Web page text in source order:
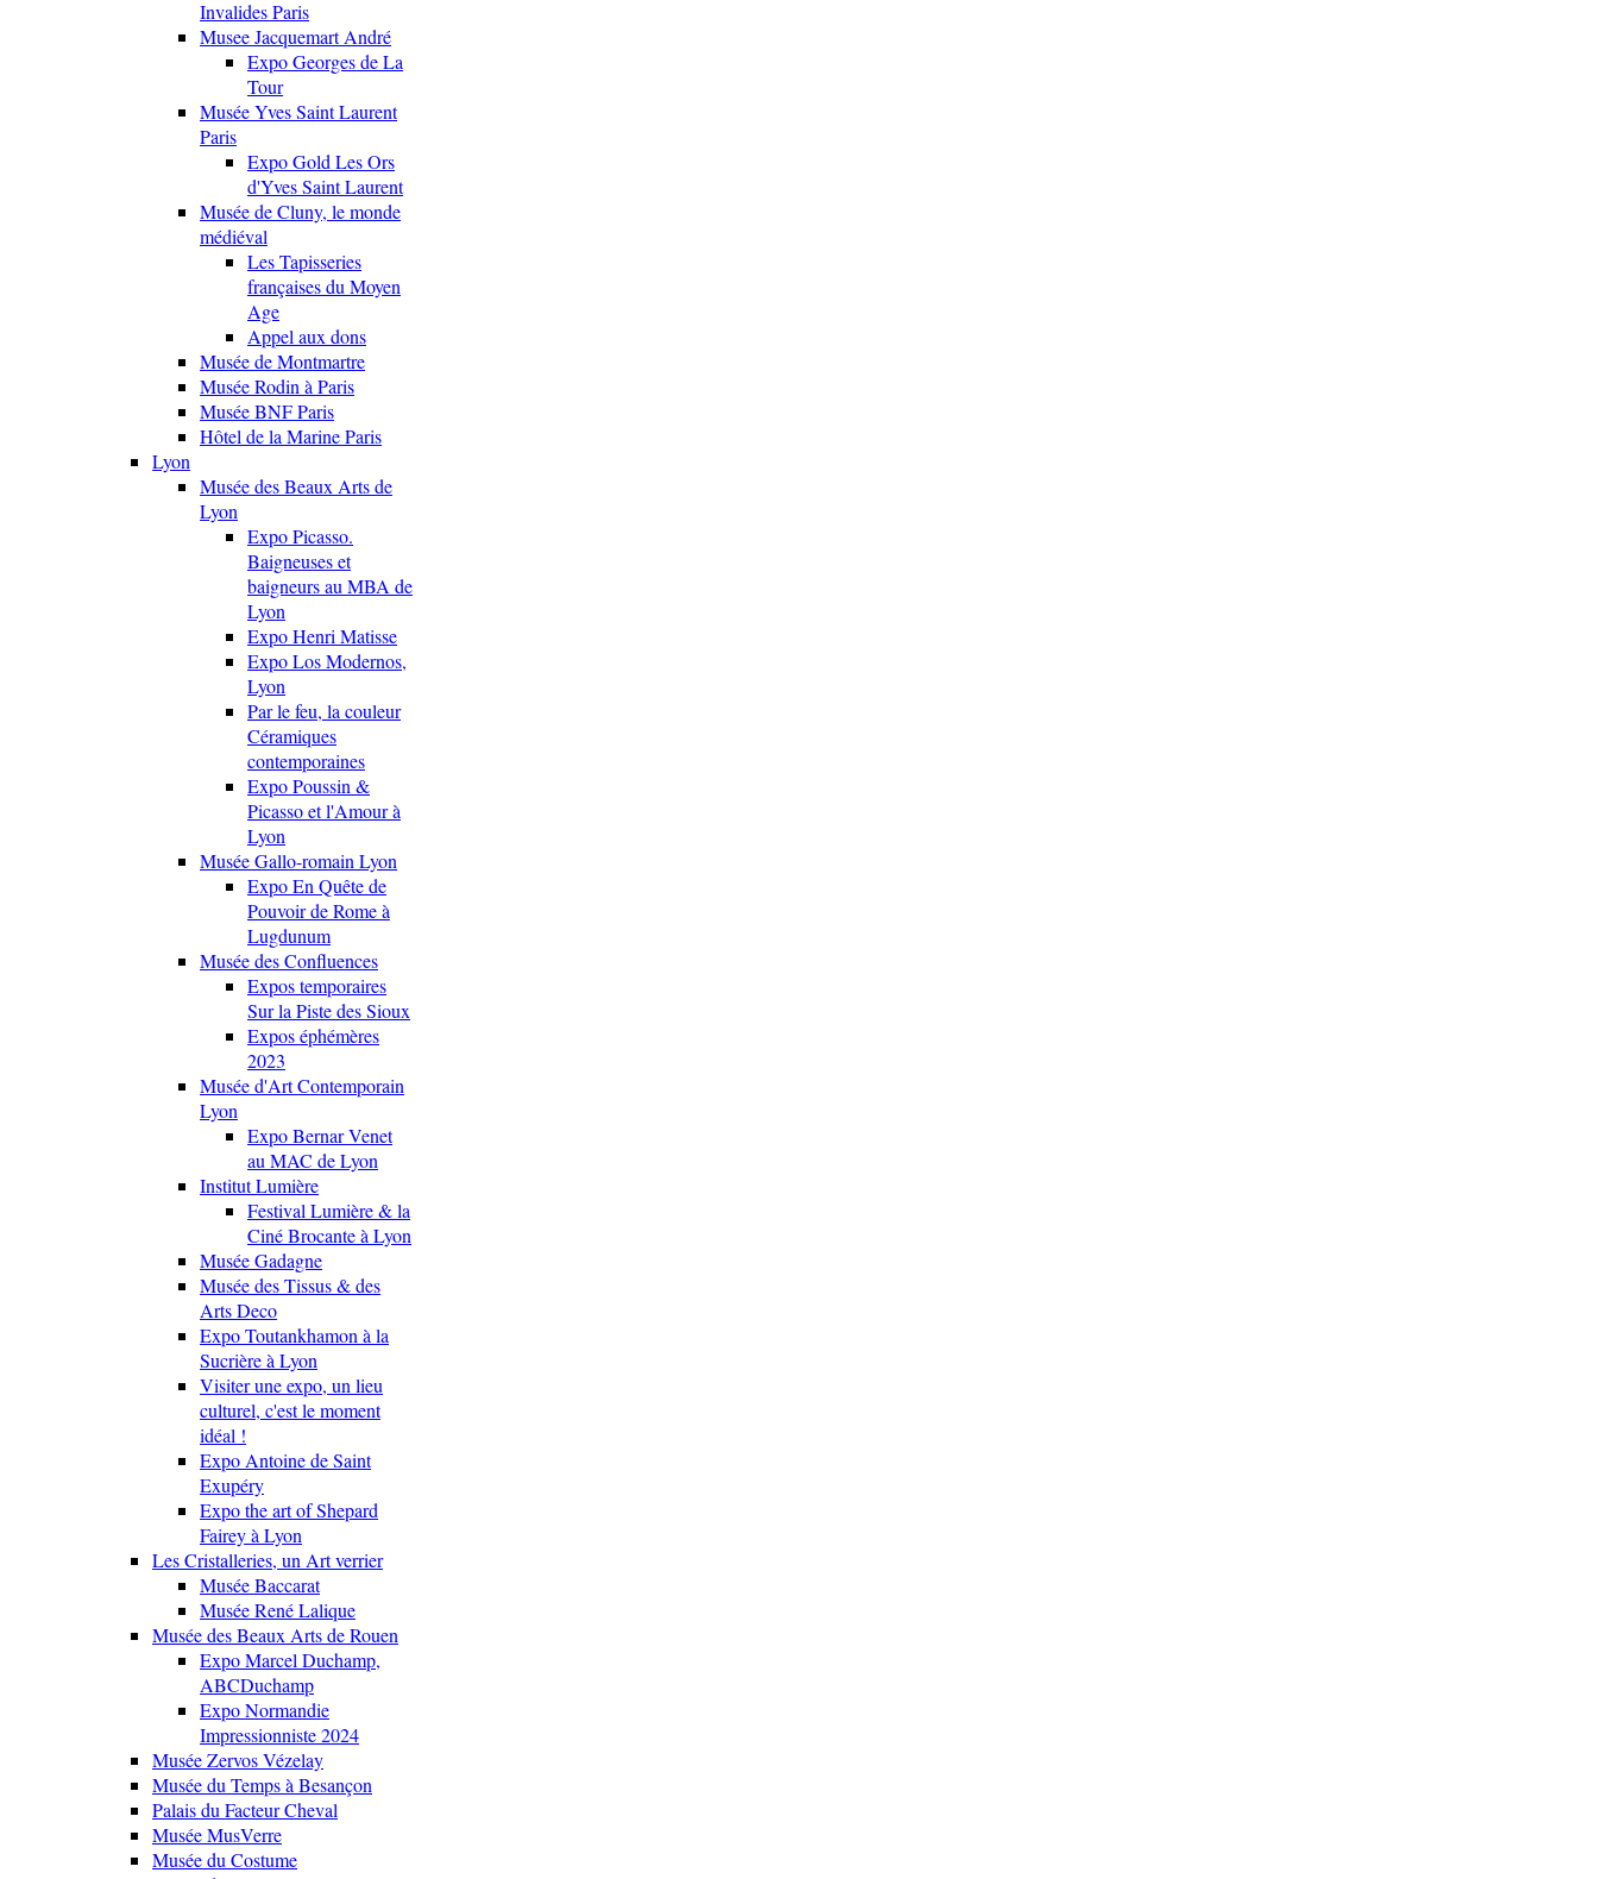
Invalides Paris
Musee Jacquemart André
Expo Georges de La
Tour
Musée Yves Saint Laurent
Paris
Expo Gold Les Ors
d'Yves Saint Laurent
Musée de Cluny, le monde
médiéval
Les Tapisseries
françaises du Moyen
Age
Appel aux dons
Musée de Montmartre
Musée Rodin à Paris
Musée BNF Paris
Hôtel de la Marine Paris
Lyon
Musée des Beaux Arts de
Lyon
Expo Picasso.
Baigneuses et
baigneurs au MBA de
Lyon
Expo Henri Matisse
Expo Los Modernos,
Lyon
Par le feu, la couleur
Céramiques
contemporaines
Expo Poussin &
Picasso et l'Amour à
Lyon
Musée Gallo-romain Lyon
Expo En Quête de
Pouvoir de Rome à
Lugdunum
Musée des Confluences
Expos temporaires
Sur la Piste des Sioux
Expos éphémères
2023
Musée d'Art Contemporain
Lyon
Expo Bernar Venet
au MAC de Lyon
Institut Lumière
Festival Lumière & la
Ciné Brocante à Lyon
Musée Gadagne
Musée des Tissus & des
Arts Deco
Expo Toutankhamon à la
Sucrière à Lyon
Visiter une expo, un lieu
culturel, c'est le moment
idéal !
Expo Antoine de Saint
Exupéry
Expo the art of Shepard
Fairey à Lyon
Les Cristalleries, un Art verrier
Musée Baccarat
Musée René Lalique
Musée des Beaux Arts de Rouen
Expo Marcel Duchamp,
ABCDuchamp
Expo Normandie
Impressionniste 2024
Musée Zervos Vézelay
Musée du Temps à Besançon
Palais du Facteur Cheval
Musée MusVerre
Musée du Costume